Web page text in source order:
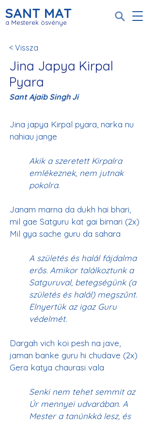
SANT MAT
a Mesterek ösvénye
Jina Japya Kirpal
Pyara
Sant Ajaib Singh Ji
< Vissza
Jina japya Kirpal pyara, narka nu
Akik a szeretett Kirpalra
emlékeznek, nem jutnak
pokolra.
Janam marna da dukh hai bhari,
mil gae Satguru kat gai bimari (2x)
A születés és halál fájdalma
erős. Amikor találkoztunk a
Satguruval, betegségünk (a
születés és halál) megszűnt.
Elnyertük az igaz Guru
védelmét.
Dargah vich koi pesh na jave,
jaman banke guru hi chudave (2x)
Senki nem tehet semmit az
Úr mennyei udvarában. A
Mester a tanúnkká lesz, és